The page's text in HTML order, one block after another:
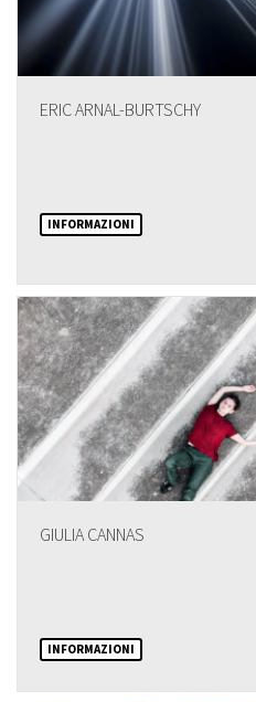
ERIC ARNAL-BURTSCHY
INFORMAZIONI
GIULIA CANNAS
INFORMAZIONI